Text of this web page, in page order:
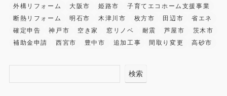
外構リフォーム
大阪市 姫路市
子育てエコホーム支援事業
断熱リフォーム
明石市 木津川市 枚方市 田辺市
省エネ
確定申告
神戸市 空き家 窓リノベ 耐震 芦屋市
茨木市
補助金申請
西宮市 豊中市 追加工事 間取り変更 高砂市
検索